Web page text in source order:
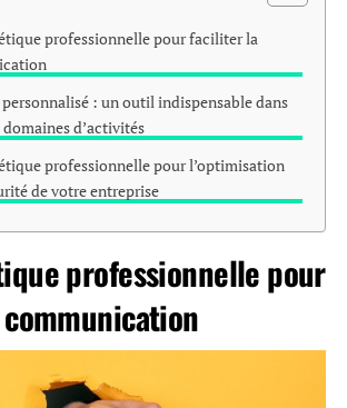
professionnelle pour faciliter la
personnalisé : un outil indispensable dans
d’activités
professionnelle pour l’optimisation
de votre entreprise
professionnelle pour